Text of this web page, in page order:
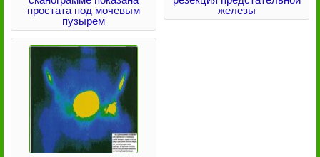
простата под мочевым
пузырем
железы